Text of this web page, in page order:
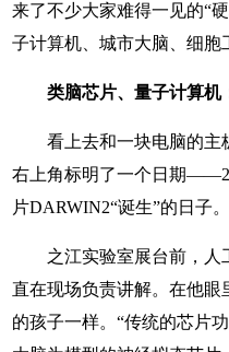
来了不少大家难得一见的“
子计算机、城市大脑、细
类脑芯片、量子计算机
看上去和一块电脑的主
右上角标明了一个日期
片DARWIN2“诞生”的日子。
之江实验室展台前，人
直在现场负责讲解。在他眼
的孩子一样。“传统的芯片